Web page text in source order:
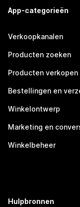
App-categorieën
Verkoopkanalen
Producten zoeken
Producten verkopen
Bestellingen en
Winkelontwerp
Marketing en
Winkelbeheer
Hulpbronnen